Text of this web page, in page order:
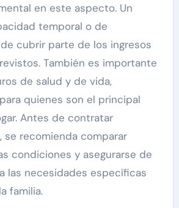
en este aspecto. Un
temporal o de
cubrir parte de los ingresos
También es importante
de salud y de vida,
quienes son el principal
Antes de contratar
se recomienda comparar
condiciones y asegurarse de
las necesidades específicas
familia.